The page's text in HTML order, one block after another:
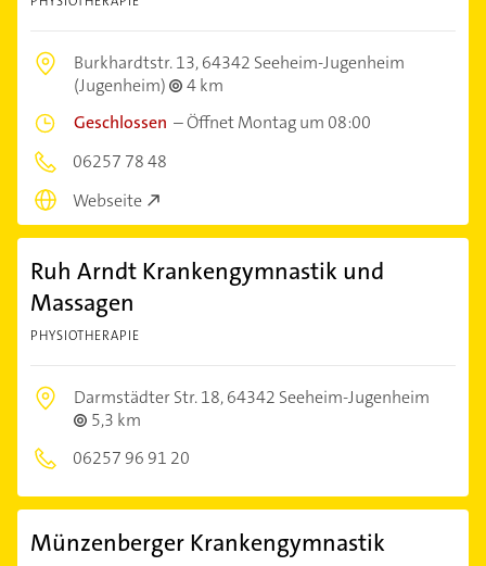
Burkhardtstr. 13,64342 Seeheim-Jugenheim
(Jugenheim)
4 km
Geschlossen –Öffnet Montag um 08:00
06257 78 48
Webseite
Ruh Arndt Krankengymnastik und
Massagen
PHYSIOTHERAPIE
Darmstädter Str. 18,64342 Seeheim-Jugenheim
5,3 km
06257 96 91 20
Münzenberger Krankengymnastik